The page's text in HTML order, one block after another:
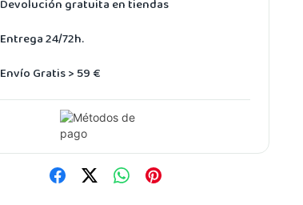
Devolución gratuita en tiendas
Entrega 24/72h.
Envío Gratis > 59 €